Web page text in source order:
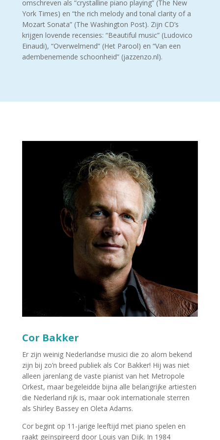
omschreven als “crystalline piano playing” (The New
York Times) en “the rich melody and tonal clarity of a
Mozart Sonata” (The Washington Post). Zijn CD’s
krijgen lovende recensies: “Beautiful music” (Ludovico
Einaudi), “Overwelmend” (Het Parool) en “Van een
adembenemende schoonheid” (jazzenzo.nl).
Cor Bakker
Er zijn weinig Nederlandse musici die zo alom bekend
zijn bij zo’n breed publiek als Cor Bakker! Hij was niet
alleen jarenlang de vaste pianist van het Metropole
Orkest, maar begeleidde bijna alle belangrijke artiesten
die Nederland rijk is, maar ook internationale sterren
als Shirley Bassey en Oleta Adams.
Cor begint op 11-jarige leeftijd met piano spelen en
raakt geïnspireerd door Louis van Dijk. In 1984